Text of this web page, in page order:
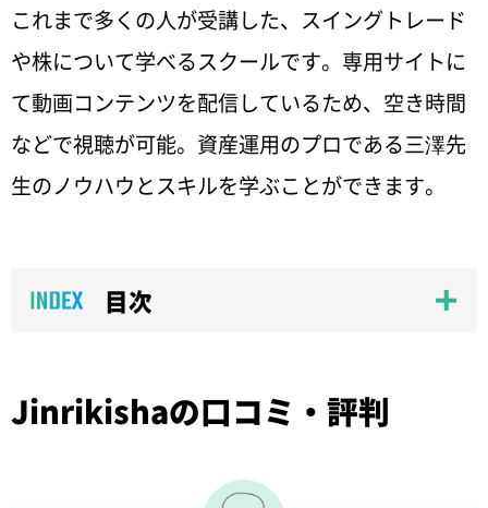
これまで多くの人が受講した、スイングトレード
や株について学べるスクールです。専用サイトに
て動画コンテンツを配信しているため、空き時間
などで視聴が可能。資産運用のプロである三澤先
生のノウハウとスキルを学ぶことができます。
目次
Jinrikishaの口コミ・評判